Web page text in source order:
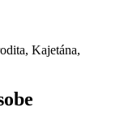
Kajetána,